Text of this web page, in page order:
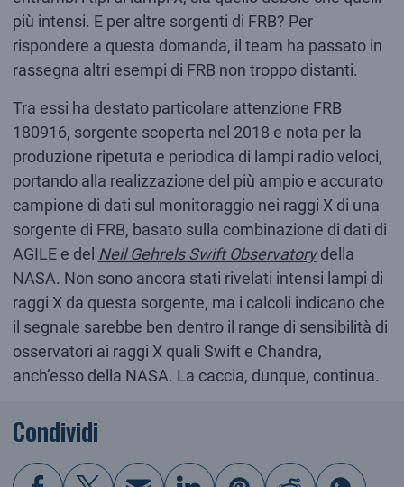
più intensi. E per altre sorgenti di FRB? Per
rispondere a questa domanda, il team ha passato in
rassegna altri esempi di FRB non troppo distanti.
Tra essi ha destato particolare attenzione FRB
180916, sorgente scoperta nel 2018 e nota per la
produzione ripetuta e periodica di lampi radio veloci,
portando alla realizzazione del più ampio e accurato
campione di dati sul monitoraggio nei raggi X di una
sorgente di FRB, basato sulla combinazione di dati di
AGILE e del Neil Gehrels Swift Observatorydella
NASA. Non sono ancora stati rivelati intensi lampi di
raggi X da questa sorgente, ma i calcoli indicano che
il segnale sarebbe ben dentro il range di sensibilità di
osservatori ai raggi X quali Swift e Chandra,
anch’esso della NASA. La caccia, dunque, continua.
Condividi